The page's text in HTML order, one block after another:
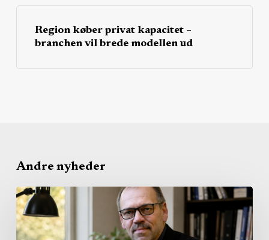
Region køber privat kapacitet –
branchen vil brede modellen ud
Andre nyheder
Regionerne
bygger
det